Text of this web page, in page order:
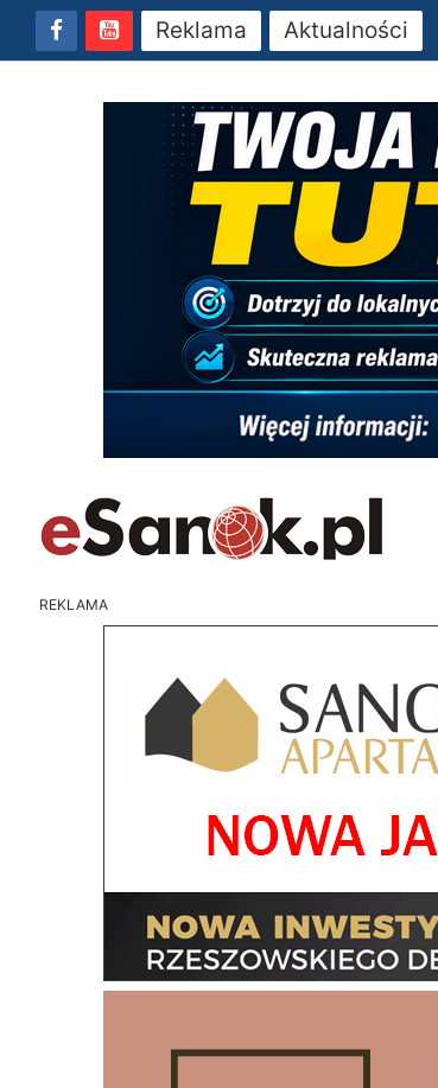
Reklama Aktualności
REKLAMA